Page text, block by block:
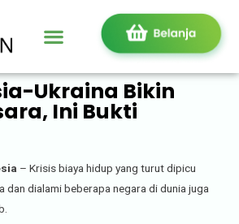
Ukraina Bikin
Ini Bukti
– Krisis biaya hidup yang turut dipicu
dan dialami beberapa negara di dunia juga